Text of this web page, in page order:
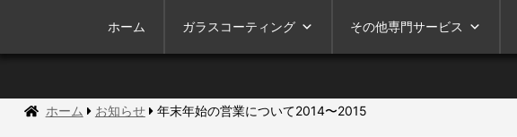
ホーム ガラスコーティング その他専門サービス
ホーム お知らせ 年末年始の営業について2014〜2015